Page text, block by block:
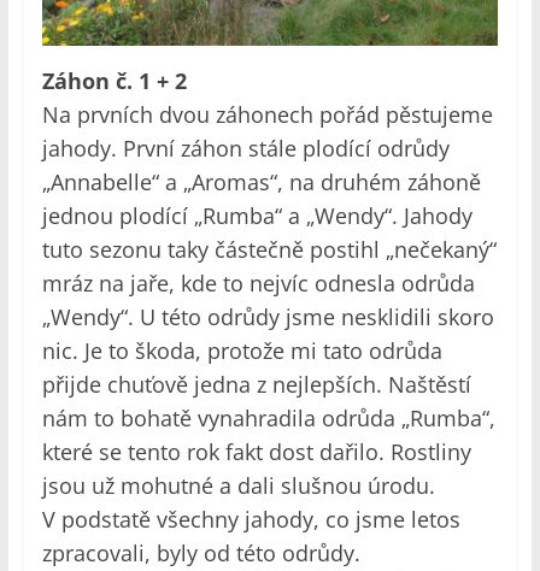
Záhon č. 1 + 2
Na prvních dvou záhonech pořád pěstujeme
jahody. První záhon stále plodící odrůdy
„Annabelle“ a „Aromas“, na druhém záhoně
jednou plodící „Rumba“ a „Wendy“. Jahody
tuto sezonu taky částečně postihl „nečekaný“
mráz na jaře, kde to nejvíc odnesla odrůda
„Wendy“. U této odrůdy jsme nesklidili skoro
nic. Je to škoda, protože mi tato odrůda
přijde chuťově jedna z nejlepších. Naštěstí
nám to bohatě vynahradila odrůda „Rumba“,
které se tento rok fakt dost dařilo. Rostliny
jsou už mohutné a dali slušnou úrodu.
V podstatě všechny jahody, co jsme letos
zpracovali, byly od této odrůdy.